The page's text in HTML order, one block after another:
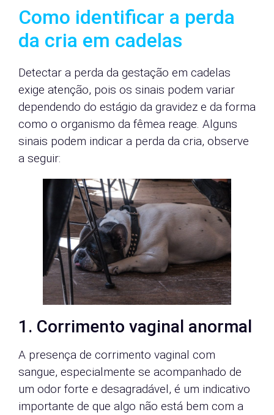
Como identificar a perda
da cria em cadelas
Detectar a perda da gestação em cadelas
exige atenção, pois os sinais podem variar
dependendo do estágio da gravidez e da forma
como o organismo da fêmea reage. Alguns
sinais podem indicar a perda da cria, observe
a seguir:
1. Corrimento vaginal anormal
A presença de corrimento vaginal com
sangue, especialmente se acompanhado de
um odor forte e desagradável, é um indicativo
importante de que algo não está bem com a